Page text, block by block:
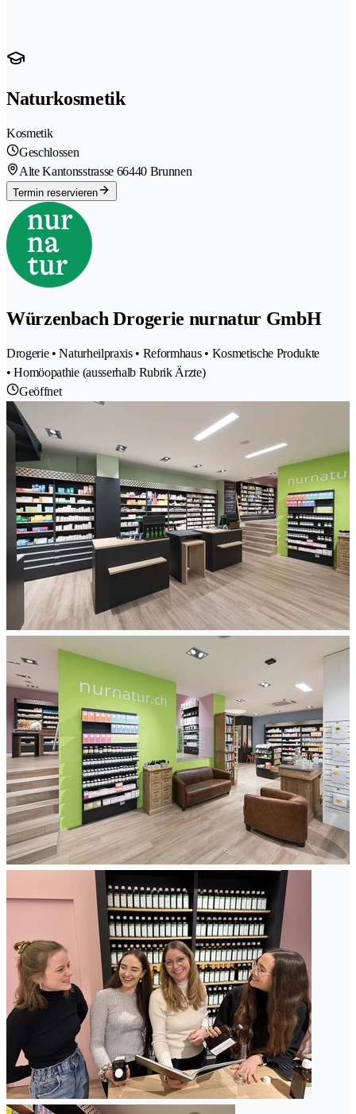
Naturkosmetik
Kosmetik
Geschlossen
Alte Kantonsstrasse 66440 Brunnen
Termin reservieren
Würzenbach Drogerie nurnatur GmbH
Drogerie • Naturheilpraxis • Reformhaus • Kosmetische Produkte
• Homöopathie (ausserhalb Rubrik Ärzte)
Geöffnet